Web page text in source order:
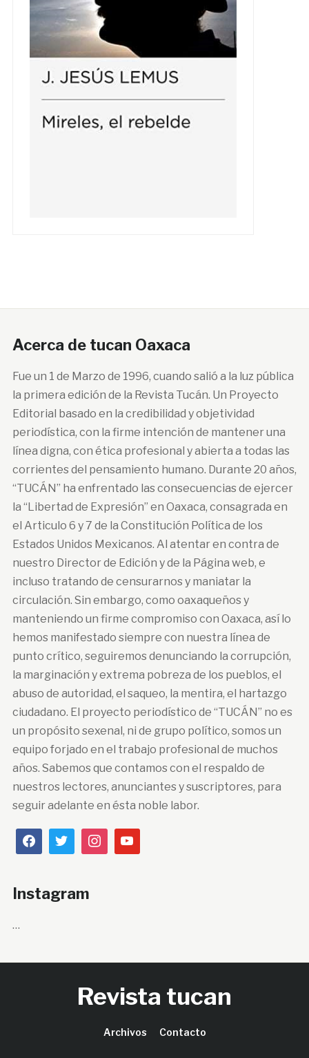
Acerca de tucan Oaxaca
Fue un 1 de Marzo de 1996, cuando salió a la luz pública
la primera edición de la Revista Tucán. Un Proyecto
Editorial basado en la credibilidad y objetividad
periodística, con la firme intención de mantener una
línea digna, con ética profesional y abierta a todas las
corrientes del pensamiento humano. Durante 20 años,
“TUCÁN” ha enfrentado las consecuencias de ejercer
la “Libertad de Expresión” en Oaxaca, consagrada en
el Articulo 6 y 7 de la Constitución Política de los
Estados Unidos Mexicanos. Al atentar en contra de
nuestro Director de Edición y de la Página web, e
incluso tratando de censurarnos y maniatar la
circulación. Sin embargo, como oaxaqueños y
manteniendo un firme compromiso con Oaxaca, así lo
hemos manifestado siempre con nuestra línea de
punto crítico, seguiremos denunciando la corrupción,
la marginación y extrema pobreza de los pueblos, el
abuso de autoridad, el saqueo, la mentira, el hartazgo
ciudadano. El proyecto periodístico de “TUCÁN” no es
un propósito sexenal, ni de grupo político, somos un
equipo forjado en el trabajo profesional de muchos
años. Sabemos que contamos con el respaldo de
nuestros lectores, anunciantes y suscriptores, para
seguir adelante en ésta noble labor.
Instagram
…
Revista tucan
Archivos Contacto